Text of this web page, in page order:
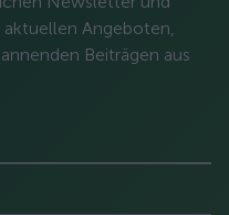
aktuellen Angeboten,
Beiträgen aus